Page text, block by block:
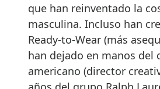
que han reinventado la
masculina. Incluso han
Ready-to-Wear (más
han dejado en manos del
americano (director